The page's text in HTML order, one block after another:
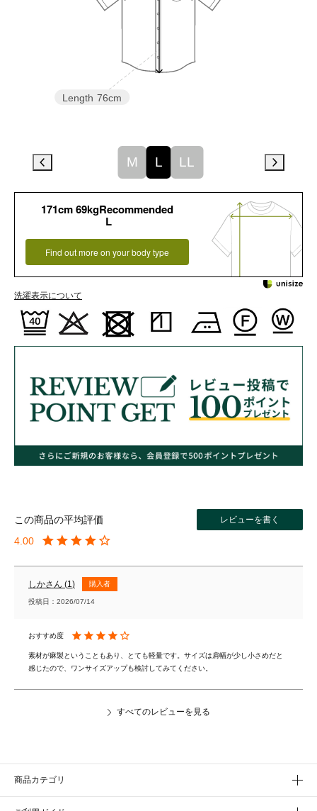
Length 76cm
M L LL
171cm 69kgRecommended
L
Find out more on your body type
洗濯表示について
4.00
しか 1 購入者
投稿日 2026/07/14
素材が麻製ということもあり、とても軽量です。サイズは肩幅が少し小さめだと
感じたので、ワンサイズアップも検討してみてください。
すべてのレビューを見る
レビューを書く
商品カテゴリ